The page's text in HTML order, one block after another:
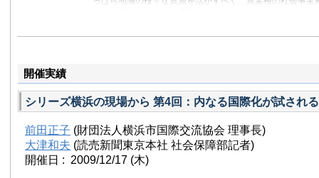
事。
他。
開催実績
シリーズ横浜の現場から 第4回：内なる国際化が試され
前田正子 (財団法人横浜市国際交流協会 理事長)
大津和夫 (読売新聞東京本社 社会保障部記者)
開催日 : 2009/12/17 (木)